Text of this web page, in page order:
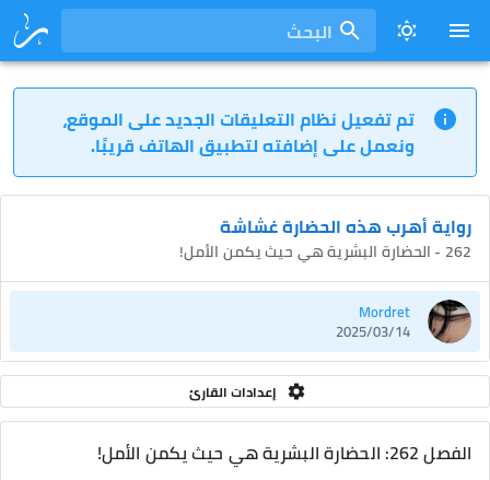
البحث
تم تفعيل نظام التعليقات الجديد على الموقع،
ونعمل على إضافته لتطبيق الهاتف قريبًا.
رواية أهرب هذه الحضارة غشاشة
262 - الحضارة البشرية هي حيث يكمن الأمل!
Mordret
2025/03/14
إعدادات القارئ
الفصل 262: الحضارة البشرية هي حيث يكمن الأمل!